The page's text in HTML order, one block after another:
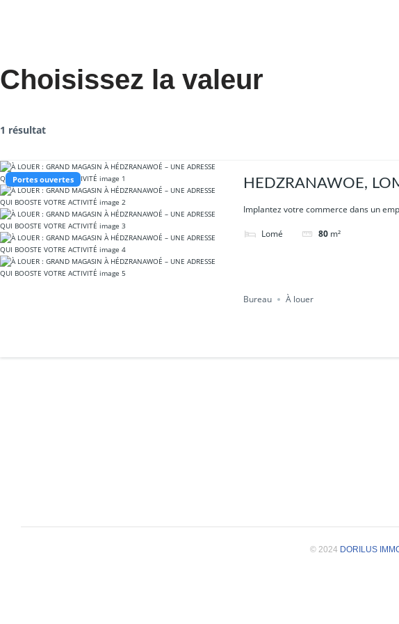
Choisissez la valeur
1 résultat
Portes ouvertes HEDZRANAWOE,
Implantez votre commerce dans un
Lomé 80 m²
Bureau À louer
© 2024 DORILUS